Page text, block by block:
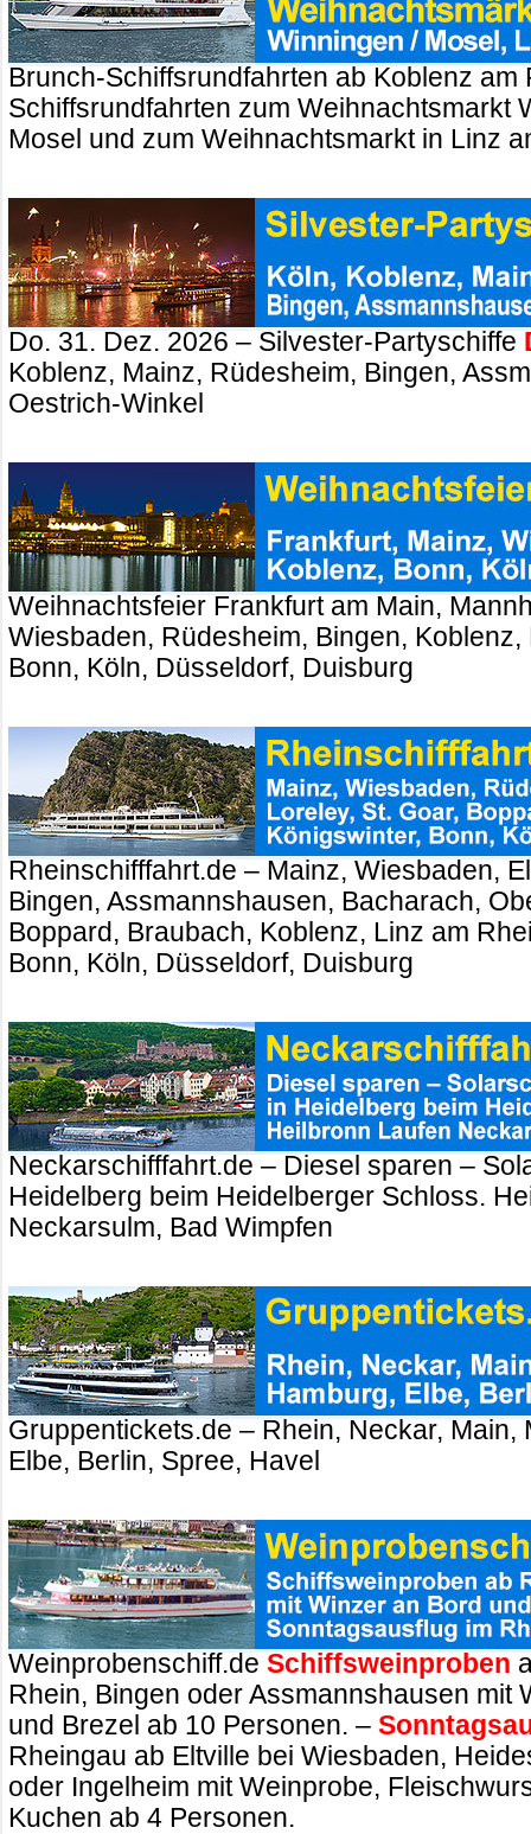
Brunch-Schiffsrundfahrten ab Koblenz am
Schiffsrundfahrten zum Weihnachtsmarkt
Mosel und zum Weihnachtsmarkt in Linz
Do. 31. Dez. 2026 – Silvester-Partyschiffe
Koblenz, Mainz, Rüdesheim, Bingen,
Oestrich-Winkel
Weihnachtsfeier Frankfurt am Main,
Wiesbaden, Rüdesheim, Bingen, Koblenz,
Bonn, Köln, Düsseldorf, Duisburg
Rheinschifffahrt.de – Mainz, Wiesbaden,
Bingen, Assmannshausen, Bacharach,
Boppard, Braubach, Koblenz, Linz am
Bonn, Köln, Düsseldorf, Duisburg
Neckarschifffahrt.de – Diesel sparen –
Heidelberg beim Heidelberger Schloss.
Neckarsulm, Bad Wimpfen
Gruppentickets.de – Rhein, Neckar, Main,
Elbe, Berlin, Spree, Havel
Weinprobenschiff.de Schiffsweinproben
Rhein, Bingen oder Assmannshausen mit
und Brezel ab 10 Personen. –
Rheingau ab Eltville bei Wiesbaden,
oder Ingelheim mit Weinprobe,
Kuchen ab 4 Personen.